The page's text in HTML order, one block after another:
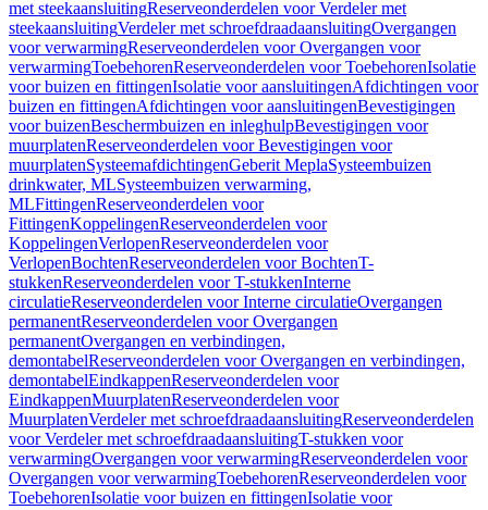
met steekaansluitingReserveonderdelen voor Verdeler met
steekaansluitingVerdeler met schroefdraadaansluitingOvergangen
voor verwarmingReserveonderdelen voor Overgangen voor
verwarmingToebehorenReserveonderdelen voor ToebehorenIsolatie
voor buizen en fittingenIsolatie voor aansluitingenAfdichtingen voor
buizen en fittingenAfdichtingen voor aansluitingenBevestigingen
voor buizenBeschermbuizen en inleghulpBevestigingen voor
muurplatenReserveonderdelen voor Bevestigingen voor
muurplatenSysteemafdichtingenGeberit MeplaSysteembuizen
drinkwater, MLSysteembuizen verwarming,
MLFittingenReserveonderdelen voor
FittingenKoppelingenReserveonderdelen voor
KoppelingenVerlopenReserveonderdelen voor
VerlopenBochtenReserveonderdelen voor BochtenT-
stukkenReserveonderdelen voor T-stukkenInterne
circulatieReserveonderdelen voor Interne circulatieOvergangen
permanentReserveonderdelen voor Overgangen
permanentOvergangen en verbindingen,
demontabelReserveonderdelen voor Overgangen en verbindingen,
demontabelEindkappenReserveonderdelen voor
EindkappenMuurplatenReserveonderdelen voor
MuurplatenVerdeler met schroefdraadaansluitingReserveonderdelen
voor Verdeler met schroefdraadaansluitingT-stukken voor
verwarmingOvergangen voor verwarmingReserveonderdelen voor
Overgangen voor verwarmingToebehorenReserveonderdelen voor
ToebehorenIsolatie voor buizen en fittingenIsolatie voor